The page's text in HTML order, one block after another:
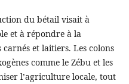
du bétail visait à
et à répondre à la
et laitiers. Les colons
comme le Zébu et les
l’agriculture locale, tout